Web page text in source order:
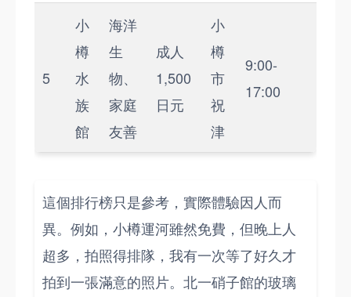
5
小
樽
水
族
館
海洋
生
物、
家庭
友善
成人
1,500
日元
小
樽
市
祝
津
9:00-
17:00
這個排行榜只是參考，實際體驗因人而
異。例如，小樽運河雖然免費，但晚上人
超多，拍照得排隊，我有一次等了好久才
拍到一張滿意的照片。北一硝子館的玻璃